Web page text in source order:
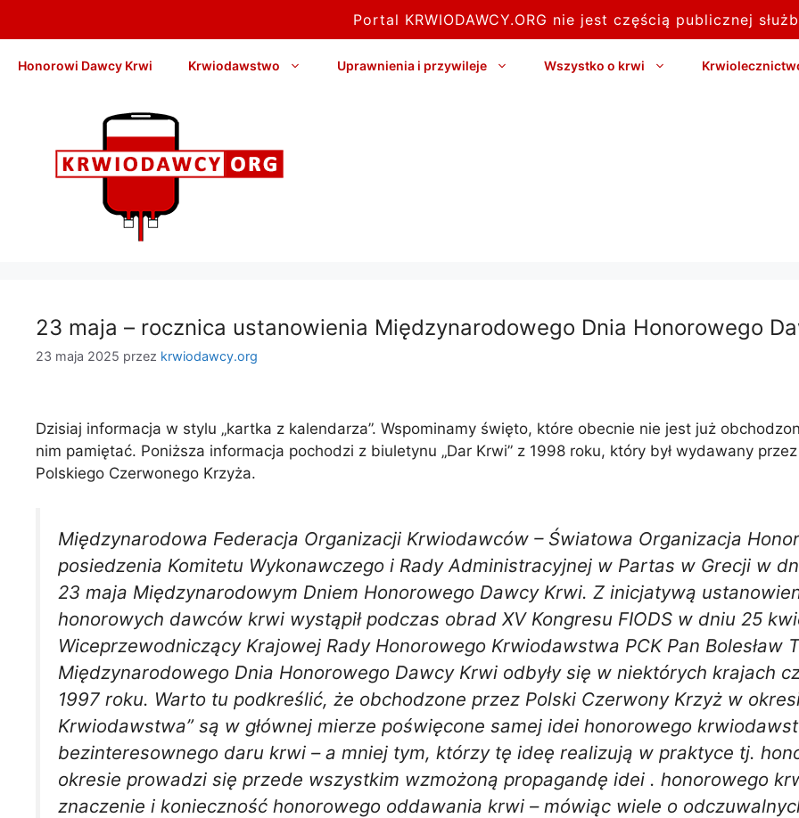
Portal KRWIODAWCY.ORG nie jest częścią publicznej
Honorowi Dawcy Krwi Krwiodawstwo Uprawnienia i przywileje Wszystko o krwi
23 maja – rocznica ustanowienia Międzynarodowego Dnia Honorowego
23 maja 2025 przez krwiodawcy.org
Dzisiaj informacja w stylu „kartka z kalendarza”. Wspominamy święto, które obecnie nie jest już
nim pamiętać. Poniższa informacja pochodzi z biuletynu „Dar Krwi” z 1998 roku, który był wydawany
Polskiego Czerwonego Krzyża.
Międzynarodowa Federacja Organizacji Krwiodawców – Światowa Organizacja
posiedzenia Komitetu Wykonawczego i Rady Administracyjnej w Partas w Grecji w
23 maja Międzynarodowym Dniem Honorowego Dawcy Krwi. Z inicjatywą
honorowych dawców krwi wystąpił podczas obrad XV Kongresu FIODS w dniu 25
Wiceprzewodniczący Krajowej Rady Honorowego Krwiodawstwa PCK Pan Bolesław
Międzynarodowego Dnia Honorowego Dawcy Krwi odbyły się w niektórych krajach
1997 roku. Warto tu podkreślić, że obchodzone przez Polski Czerwony Krzyż w
Krwiodawstwa” są w głównej mierze poświęcone samej idei honorowego
bezinteresownego daru krwi – a mniej tym, którzy tę ideę realizują w praktyce tj.
okresie prowadzi się przede wszystkim wzmożoną propagandę idei . honorowego
znaczenie i konieczność honorowego oddawania krwi – mówiąc wiele o